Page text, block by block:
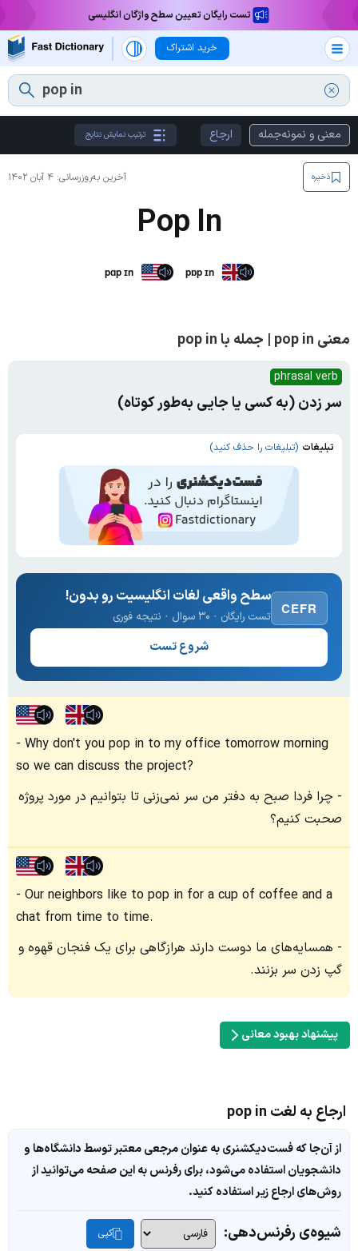
تست رایگان تعیین سطح واژگان انگلیسی
خرید اشتراک
معنی و نمونه‌جمله ارجاع ترتیب نمایش نتایج
آخرین به‌روزرسانی: ۴ آبان ۱۴۰۲ ذخیره
Pop In
pɑp ɪn pɒp ɪn
معنی pop in | جمله با pop in
phrasal verb
سر زدن (به کسی یا جایی به‌طور کوتاه)
تبلیغات (تبلیغات را حذف کنید)
CEFR
سطح واقعی لغات انگلیسیت رو بدون!
تست رایگان · ۳۰ سوال · نتیجه فوری
شروع تست
Why don't you pop in to my office tomorrow morning
so we can discuss the project?
چرا فردا صبح به دفتر من سر نمی‌زنی تا بتوانیم در مورد پروژه
صحبت کنیم؟
Our neighbors like to pop in for a cup of coffee and a
chat from time to time.
همسایه‌های ما دوست دارند هرازگاهی برای یک فنجان قهوه و
گپ زدن سر بزنند.
پیشنهاد بهبود معانی
ارجاع به لغت pop in
از آن‌جا که فست‌دیکشنری به عنوان مرجعی معتبر توسط دانشگاه‌ها و
دانشجویان استفاده می‌شود، برای رفرنس به این صفحه می‌توانید از
روش‌های ارجاع زیر استفاده کنید.
شیوه‌ی رفرنس‌دهی: کپی